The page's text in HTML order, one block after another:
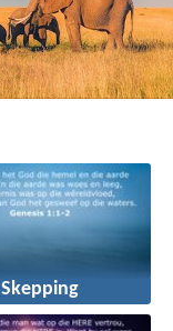
Skepping